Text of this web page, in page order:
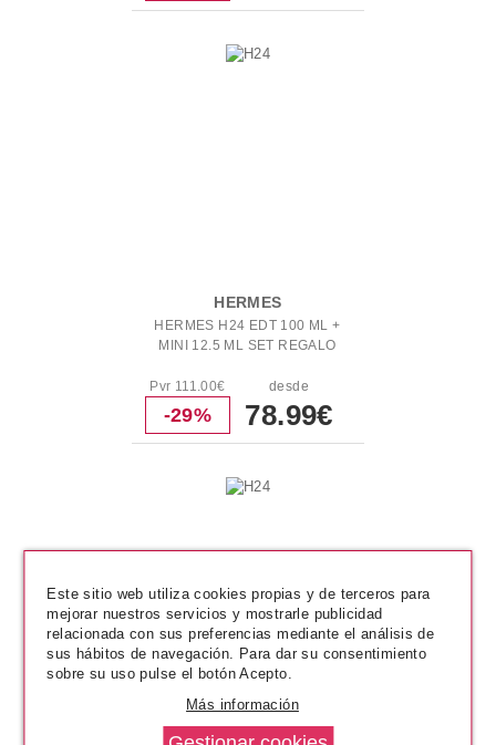
HERMES
HERMES H24 EDT 100 ML +
MINI 12.5 ML SET REGALO
Pvr 111.00€
-29%
desde
78.99€
HERMES
Este sitio web utiliza cookies propias y de terceros para
mejorar nuestros servicios y mostrarle publicidad
relacionada con sus preferencias mediante el análisis de
sus hábitos de navegación. Para dar su consentimiento
sobre su uso pulse el botón Acepto.
Más información